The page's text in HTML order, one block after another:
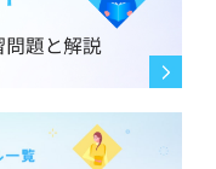
になるショップで
ことをおすすめし